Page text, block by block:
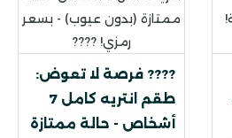
???? فرصة لا تعوض:
طقم انتريه كامل 7
أشخاص - حالة ممتازة